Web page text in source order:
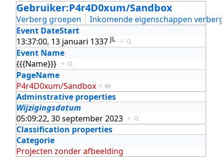
Gebruiker:P4r4D0xum/Sandbox
Verberg groepen
Inkomende eigenschappen
Event DateStart
13:37:00, 13 januari 1337JL +
Event Name
{{{Name}}} +
PageName
P4r4D0xum/Sandbox +
Adminstrative properties
Wijzigingsdatum
05:09:22, 30 september 2023 +
Classification properties
Categorie
Projecten zonder afbeelding